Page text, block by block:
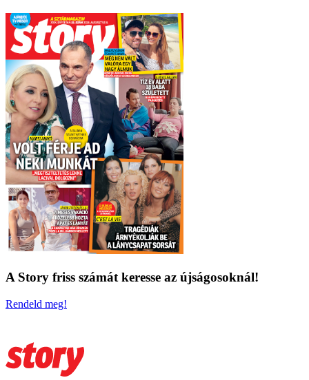
A Story friss számát keresse az újságosoknál!
Rendeld meg!